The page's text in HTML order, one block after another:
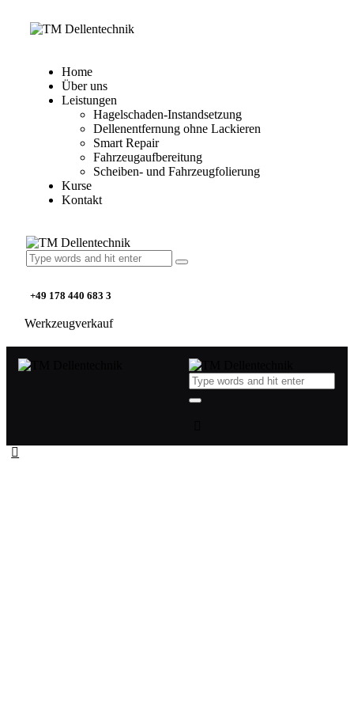
Home
Über uns
Leistungen
Hagelschaden-Instandsetzung
Dellenentfernung ohne Lackieren
Smart Repair
Fahrzeugaufbereitung
Scheiben- und Fahrzeugfolierung
Kurse
Kontakt
+49 178 440 683 3
Werkzeugverkauf